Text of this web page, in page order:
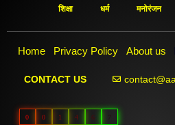
शिक्षा
धर्म मनोरंजन
Home Privacy Policy About us
CONTACT US
0 0 1 4 6